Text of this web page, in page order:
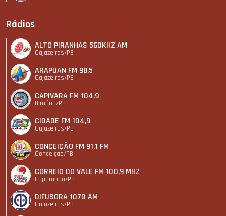
Rádios
ALTO PIRANHAS 560KHZ AM
Cajazeiras/PB
ARAPUAN FM 98.5
Cajazeiras/PB
CAPIVARA FM 104,9
Uiraúna/PB
CIDADE FM 104,9
Cajazeiras/PB
CONCEIÇÃO FM 91.1 FM
Conceição/PB
CORREIO DO VALE FM 100,9 MHZ
Itaporanga/PB
DIFUSORA 1070 AM
Cajazeiras/PB